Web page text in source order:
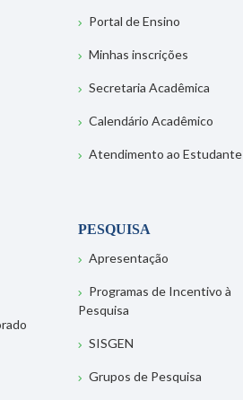
Portal de Ensino
Minhas inscrições
Secretaria Acadêmica
Calendário Acadêmico
Atendimento ao Estudante
PESQUISA
Apresentação
Programas de Incentivo à
Pesquisa
SISGEN
Grupos de Pesquisa